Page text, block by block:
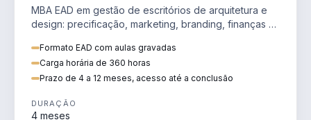
MBA EAD em gestão de escritórios de arquitetura e
design: precificação, marketing, branding, finanças e
Formato EAD com aulas gravadas
Carga horária de 360 horas
Prazo de 4 a 12 meses, acesso até a conclusão
DURAÇÃO
4 meses